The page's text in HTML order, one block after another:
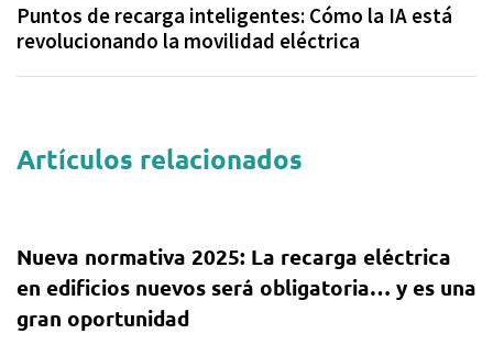
Puntos de recarga inteligentes: Cómo la IA está
revolucionando la movilidad eléctrica
Artículos relacionados
Nueva normativa 2025: La recarga eléctrica
en edificios nuevos será obligatoria… y es una
gran oportunidad